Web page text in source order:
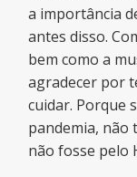
a importância
antes disso.
bem como a
agradecer por
cuidar. Porque
pandemia, não
não fosse pelo